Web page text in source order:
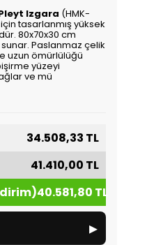
Izgara (HMK-
tasarlanmış yüksek
80x70x30 cm
Paslanmaz çelik
uzun ömürlülüğü
yüzeyi
ve mü
34.508,33 TL
41.410,00 TL
40.581,80 TL
▸